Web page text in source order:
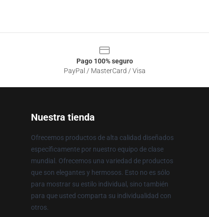
Pago 100% seguro
PayPal / MasterCard / Visa
Nuestra tienda
Ofrecemos productos de alta calidad diseñados
específicamente por nuestro equipo de clase
mundial. Ofrecemos una variedad de productos
que son elegantes y hermosos. Esto no es sólo
para mostrar su estilo individual, sino también
para que usted comparta su individualidad con
otros.